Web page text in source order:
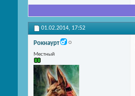
01.02.2014, 17:52
Рокнаурт
Местный